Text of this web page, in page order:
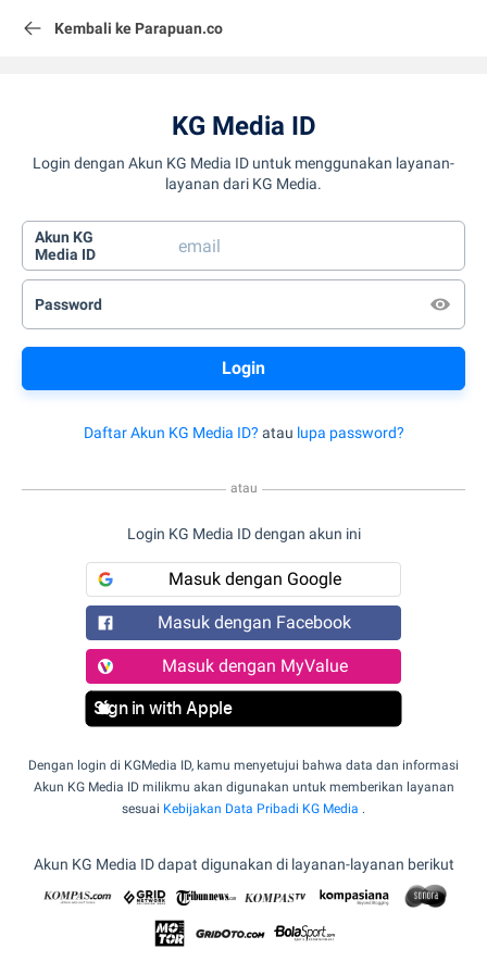
Kembali ke Parapuan.co
KG Media ID
Login dengan Akun KG Media ID untuk menggunakan layanan-
layanan dari KG Media.
Akun KG
Media ID
Password
Daftar Akun KG Media ID? atau lupa password?
atau
Login KG Media ID dengan akun ini
Masuk dengan Google
Masuk dengan Facebook
Masuk dengan MyValue
Sign in with Apple
Dengan login di KGMedia ID, kamu menyetujui bahwa data dan informasi
Akun KG Media ID milikmu akan digunakan untuk memberikan layanan
sesuai Kebijakan Data Pribadi KG Media .
Akun KG Media ID dapat digunakan di layanan-layanan berikut